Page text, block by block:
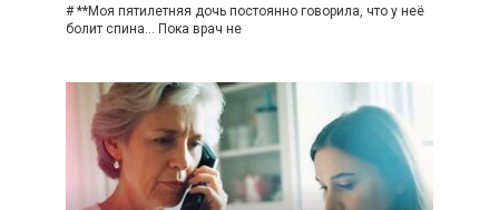
# **Моя пятилетняя дочь постоянно говорила, что у неё
болит спина… Пока врач не